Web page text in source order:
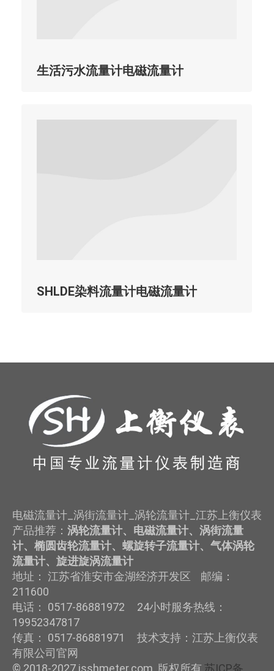
生活污水流量计电磁流量计
SHLDE染料流量计电磁流量计
电磁流量计_涡街流量计_涡轮流量计_江苏上衡仪表
产品推荐： 涡轮流量计、电磁流量计、涡街流量
计、椭圆齿轮流量计、螺旋转子流量计、气体涡轮
流量计、旋进旋涡流量计
地址： 江苏省淮安市金湖经济开发区 邮编：
211600
电话： 0517-86881972 24小时服务热线：
19952347817
传真： 0517-86881971 技术支持：江苏上衡仪表
有限公司官网
© 2018-2027 jsshmeter.com 版权所有 苏ICP备